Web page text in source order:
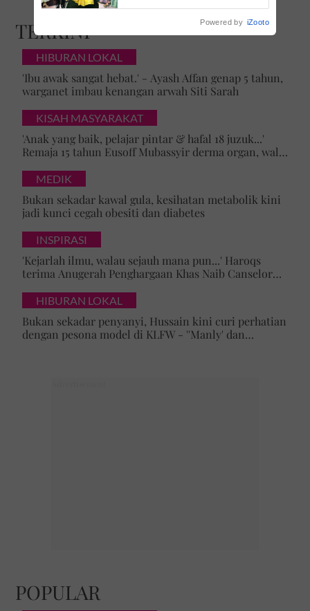
TERKINI
HIBURAN LOKAL
'Ibu awak sangat hebat.' - Ayash Affan genap 5 tahun,
warganet imbau kenangan arwah Siti Sarah
KISAH MASYARAKAT
'Anak yang baik, pelajar pintar & hafal 18 juzuk...'
Remaja 15 tahun Eusoff Mubassyir derma organ, walk
MEDIK
Bukan sekadar kawal gula, kesihatan metabolik kini
jadi kunci cegah obesiti dan diabetes
INSPIRASI
'Kejarlah ilmu, walau sejauh mana pun...' Haroqs
terima Anugerah Penghargaan Khas Naib Canselor
HIBURAN LOKAL
Bukan sekadar penyanyi, Hussain kini curi perhatian
dengan pesona model di KLFW - ''Manly' dan
POPULAR
Powered by iZooto